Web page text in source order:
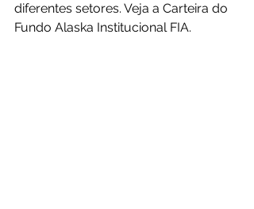
diferentes setores. Veja a Carteira do
Fundo Alaska Institucional FIA.